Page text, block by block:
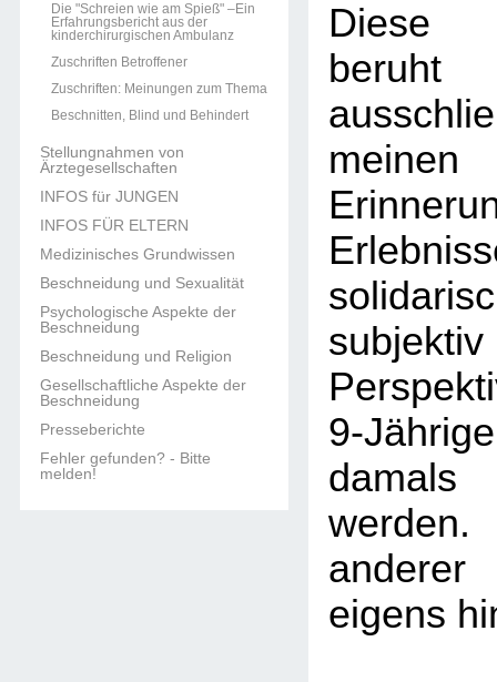
Die "Schreien wie am Spieß" –Ein
Erfahrungsbericht aus der
kinderchirurgischen Ambulanz
Zuschriften Betroffener
Zuschriften: Meinungen zum Thema
Beschnitten, Blind und Behindert
Stellungnahmen von
Ärztegesellschaften
INFOS für JUNGEN
INFOS FÜR ELTERN
Medizinisches Grundwissen
Beschneidung und Sexualität
Psychologische Aspekte der
Beschneidung
Beschneidung und Religion
Gesellschaftliche Aspekte der
Beschneidung
Presseberichte
Fehler gefunden? - Bitte
melden!
Diese
9-
eigens